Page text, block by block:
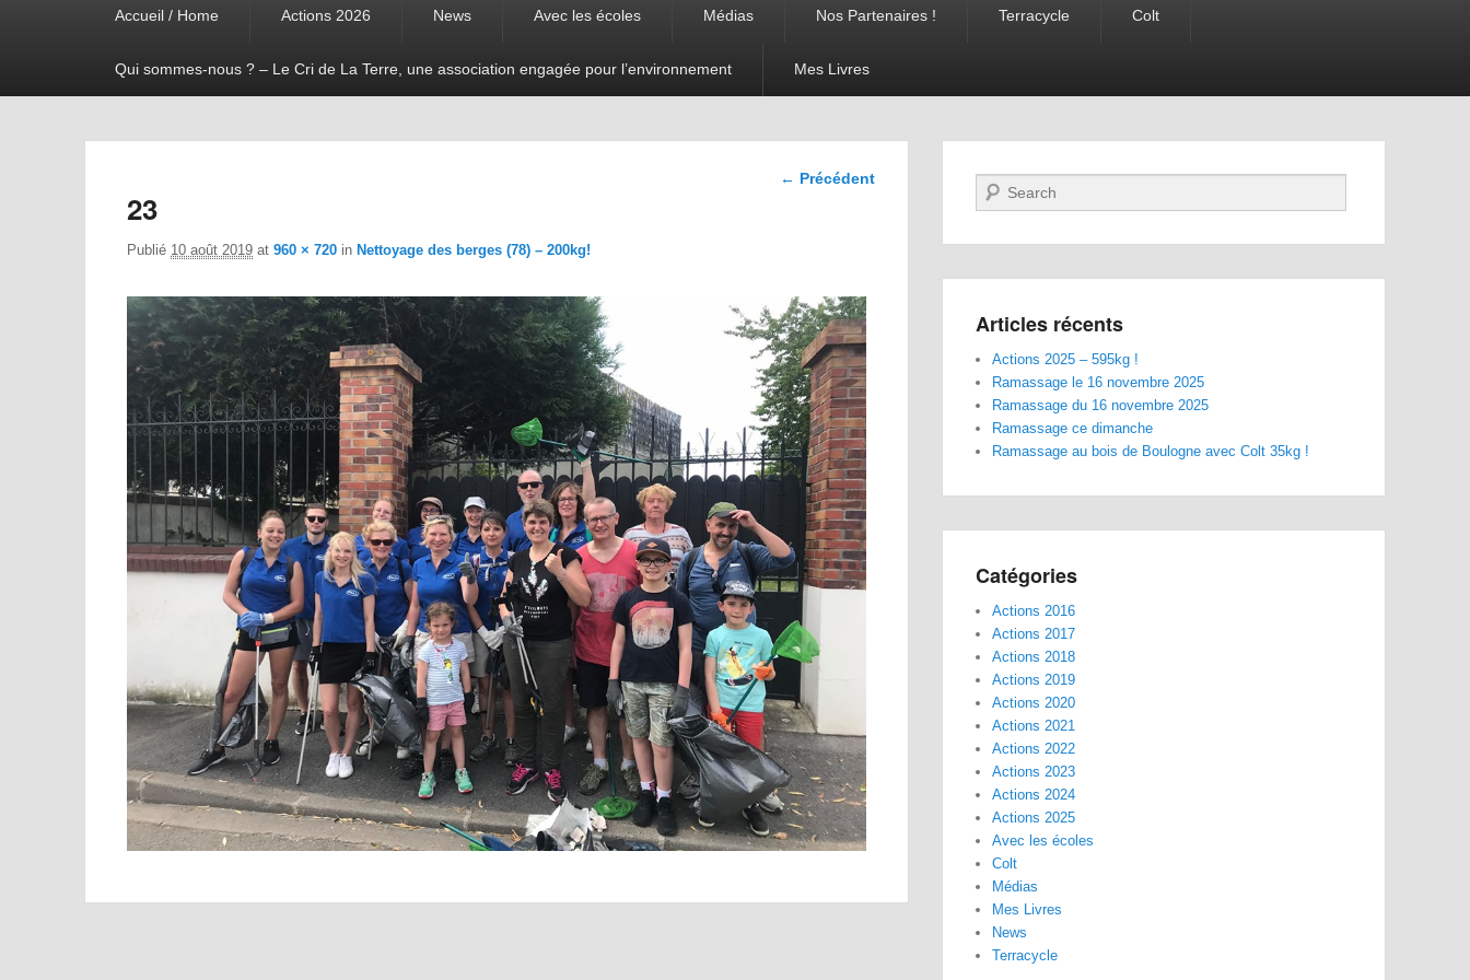
Accueil / Home Actions 2026 News Avec les écoles Médias Nos Partenaires ! Terracycle Colt
Qui sommes-nous ? – Le Cri de La Terre, une association engagée pour l’environnement Mes Livres
Navigation
← Précédent
23
Publié 10 août 2019 at 960 × 720 in Nettoyage des berges (78) – 200kg!
Recherche
Articles récents
Actions 2025 – 595kg !
Ramassage le 16 novembre 2025
Ramassage du 16 novembre 2025
Ramassage ce dimanche
Ramassage au bois de Boulogne avec Colt 35kg !
Catégories
Actions 2016
Actions 2017
Actions 2018
Actions 2019
Actions 2020
Actions 2021
Actions 2022
Actions 2023
Actions 2024
Actions 2025
Avec les écoles
Colt
Médias
Mes Livres
News
Terracycle